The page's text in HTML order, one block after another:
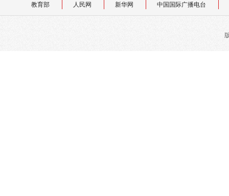
教育部 人民网 新华网 中国国际广播电台